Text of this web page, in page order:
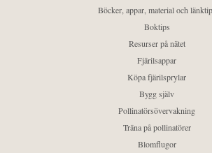
Böcker, appar, material och
Boktips
Resurser på nätet
Fjärilsappar
Köpa fjärilsprylar
Bygg själv
Pollinatörsövervakning
Träna på pollinatörer
Blomflugor